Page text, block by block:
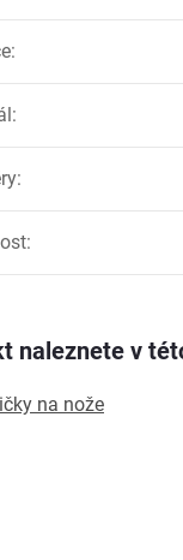
:
:
:
:
naleznete v
na nože